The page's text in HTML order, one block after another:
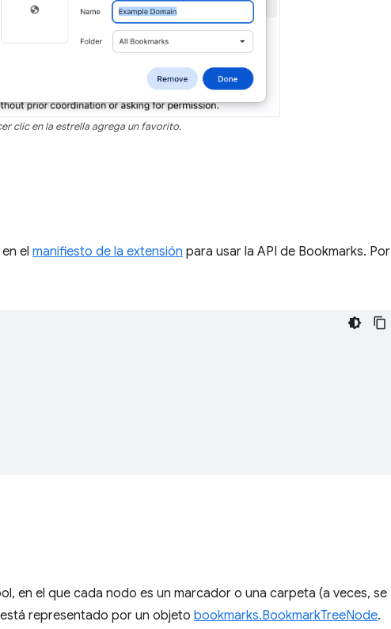
clic en la estrella agrega un favorito.
el manifiesto de la extensión para usar la API de Bookmarks. Por
en el que cada nodo es un marcador o una carpeta (a veces, se
representado por un objeto bookmarks.BookmarkTreeNode.